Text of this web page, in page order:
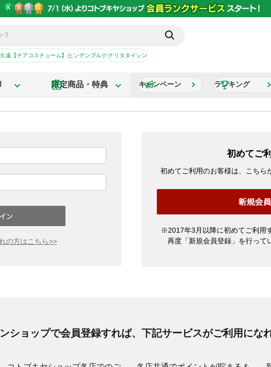
遠【チアコスチューム】ヒンデンブルクナリタタイシン
限定商品・特典 キャンペーン ランキング
の方はこちら>>
初めてご
初めてご利用のお客様は、こちら
※2017年3月以降に初めてご利用
再度「新規会員登録」を行って
ショップで会員登録すれば、下記サービスがご利用にな